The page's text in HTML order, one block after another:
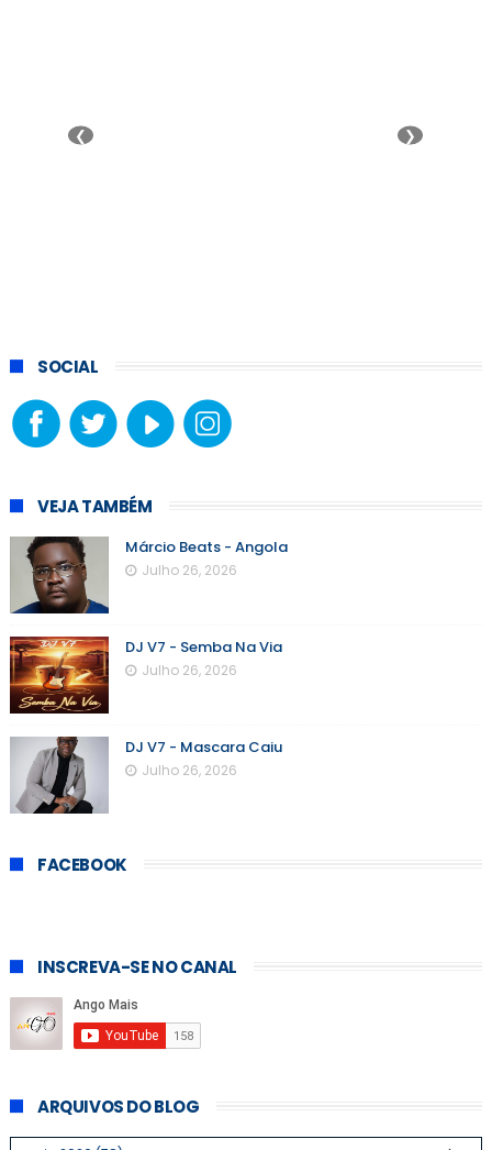
❮ ❯
SOCIAL
VEJA TAMBÉM
Márcio Beats - Angola
Julho 26, 2026
DJ V7 - Semba Na Via
Julho 26, 2026
DJ V7 - Mascara Caiu
Julho 26, 2026
FACEBOOK
INSCREVA-SE NO CANAL
ARQUIVOS DO BLOG